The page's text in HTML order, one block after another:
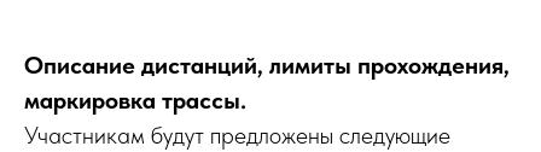
Описание дистанций, лимиты прохождения,
маркировка трассы.
Участникам будут предложены следующие